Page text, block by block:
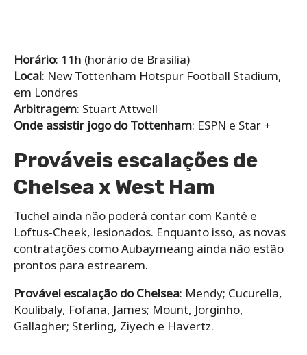
Horário: 11h (horário de Brasília)
Local: New Tottenham Hotspur Football Stadium,
em Londres
Arbitragem: Stuart Attwell
Onde assistir jogo do Tottenham: ESPN e Star +
Prováveis escalações de
Chelsea x West Ham
Tuchel ainda não poderá contar com Kanté e
Loftus-Cheek, lesionados. Enquanto isso, as novas
contratações como Aubaymeang ainda não estão
prontos para estrearem.
Provável escalação do Chelsea: Mendy; Cucurella,
Koulibaly, Fofana, James; Mount, Jorginho,
Gallagher; Sterling, Ziyech e Havertz.